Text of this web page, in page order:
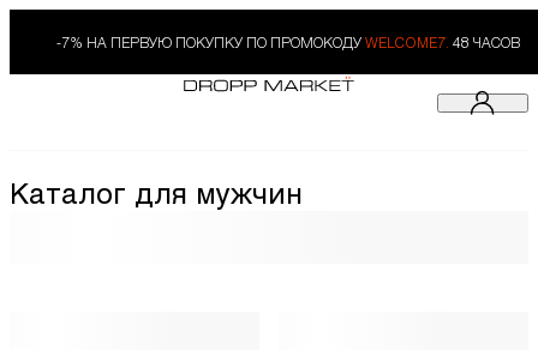
-7% НА ПЕРВУЮ ПОКУПКУ ПО ПРОМОКОДУ WELCOME7. 48 ЧАСОВ
Каталог для мужчин